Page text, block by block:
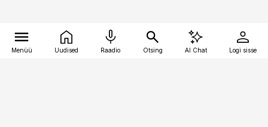
Menüü Uudised Raadio Otsing AI Chat Logi sisse